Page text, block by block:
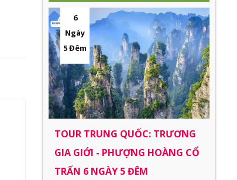
6
Ngày
5 Đêm
TOUR TRUNG QUỐC: TRƯƠNG
GIA GIỚI - PHƯỢNG HOÀNG CỔ
TRẤN 6 NGÀY 5 ĐÊM